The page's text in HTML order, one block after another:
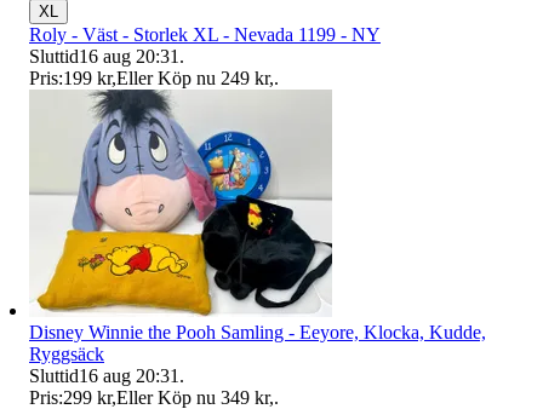
XL
Roly - Väst - Storlek XL - Nevada 1199 - NY
Sluttid16 aug 20:31 .
Pris:199 kr,Eller Köp nu 249 kr,.
Disney Winnie the Pooh Samling - Eeyore, Klocka, Kudde,
Ryggsäck
Sluttid16 aug 20:31 .
Pris:299 kr,Eller Köp nu 349 kr,.